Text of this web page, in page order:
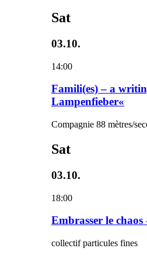
Sat
03.10.
14:00
Famili(es) – a
Lampenfieber«
Compagnie 88 mètres/
Sat
03.10.
18:00
Embrasser le
collectif particules fines